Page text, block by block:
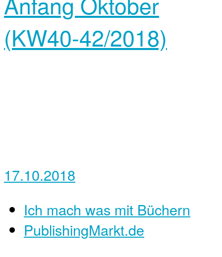
(KW40-42/2018)
17.10.2018
Ich mach was mit Büchern
PublishingMarkt.de